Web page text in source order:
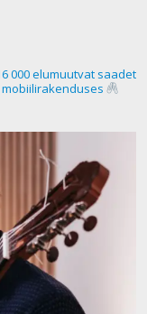
000 elumuutvat saadet